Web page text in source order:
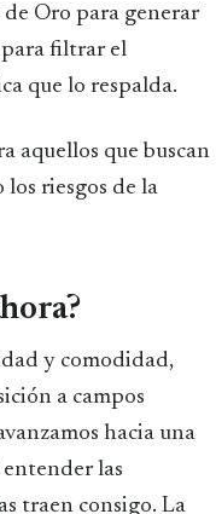
Oro para generar
para filtrar el
que lo respalda.
aquellos que buscan
riesgos de la
y comodidad,
a campos
hacia una
las
traen consigo. La